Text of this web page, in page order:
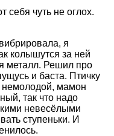
чуть не оглох.
я
колышутся за ней
металл. Решил про
и баста. Птичку
немолодой, мамон
так что надо
невесёлыми
ступеньки. И